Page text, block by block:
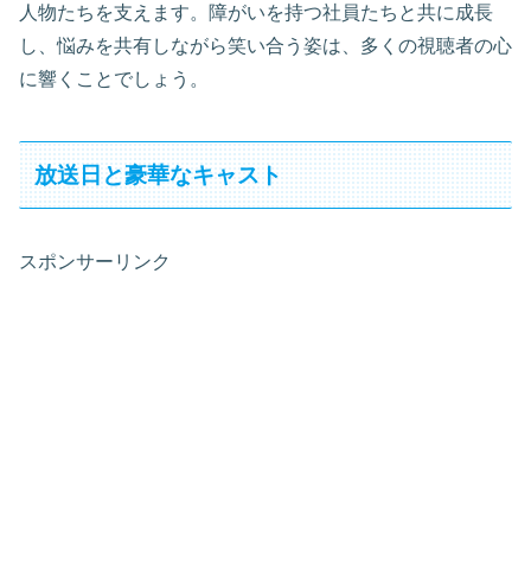
人物たちを支えます。障がいを持つ社員たちと共に成長
し、悩みを共有しながら笑い合う姿は、多くの視聴者の心
に響くことでしょう。
放送日と豪華なキャスト
スポンサーリンク